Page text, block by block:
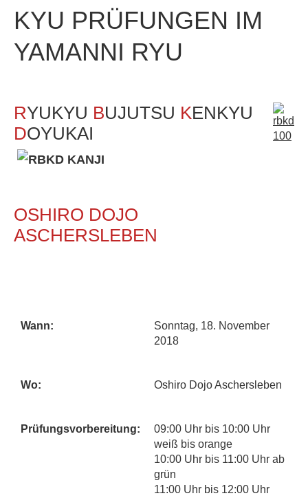
KYU PRÜFUNGEN IM
YAMANNI RYU
RYUKYU BUJUTSU KENKYU
DOYUKAI
OSHIRO DOJO
ASCHERSLEBEN
Wann:
Sonntag, 18. November
2018
Wo: Oshiro Dojo Aschersleben
Prüfungsvorbereitung:
09:00 Uhr bis 10:00 Uhr
weiß bis orange
10:00 Uhr bis 11:00 Uhr ab
grün
11:00 Uhr bis 12:00 Uhr